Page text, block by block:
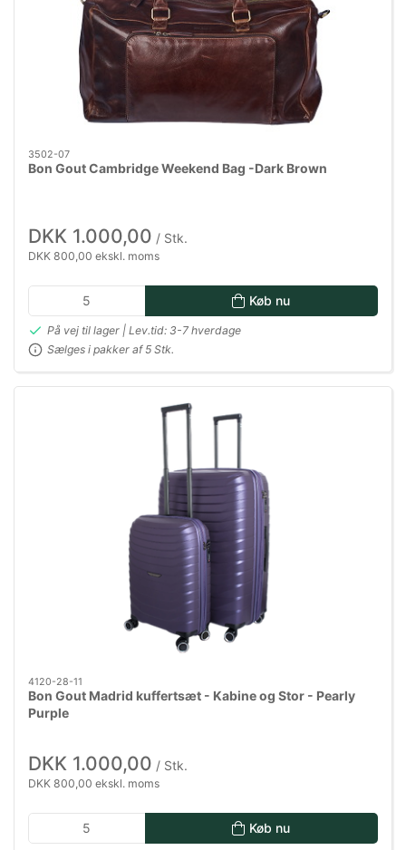
3502-07
Bon Gout Cambridge Weekend Bag -Dark Brown
DKK 1.000,00 / Stk.
DKK 800,00 ekskl. moms
Køb nu
På vej til lager | Lev.tid: 3-7 hverdage
Sælges i pakker af 5 Stk.
4120-28-11
Bon Gout Madrid kuffertsæt - Kabine og Stor - Pearly
Purple
DKK 1.000,00 / Stk.
DKK 800,00 ekskl. moms
Køb nu